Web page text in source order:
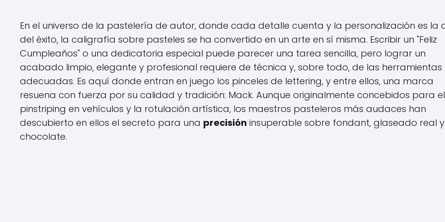
En el universo de la pastelería de autor, donde cada detalle cuenta y la personalización es la
del éxito, la caligrafía sobre pasteles se ha convertido en un arte en sí misma. Escribir un "Feliz
Cumpleaños" o una dedicatoria especial puede parecer una tarea sencilla, pero lograr un
acabado limpio, elegante y profesional requiere de técnica y, sobre todo, de las herramientas
adecuadas. Es aquí donde entran en juego los pinceles de lettering, y entre ellos, una marca
resuena con fuerza por su calidad y tradición: Mack. Aunque originalmente concebidos para el
pinstriping en vehículos y la rotulación artística, los maestros pasteleros más audaces han
descubierto en ellos el secreto para una precisión insuperable sobre fondant, glaseado real y
chocolate.